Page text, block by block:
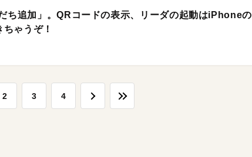
ち追加」。QRコードの表示、リーダの起動はiPhoneの
ゃうぞ！
2 3 4